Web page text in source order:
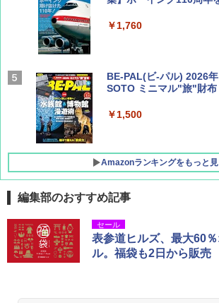
￥1,760
BE-PAL(ビ-パル) 2026
SOTO ミニマル"旅"財布
￥1,500
Amazonランキングをもっと
D40 地球の歩き方 チェ
力的な町 2026～2027 地
￥2,079
[キャンパーズコレクシ
プテント 傘みたいに広げ
ッとサンシェード キュー
ッシュ 簡単設置 ワンタ
BUNDOK(バンドック)ソ
-08EX カーキ ソロキャ
レーム テント
編集部のおすすめ記事
セール
表参道ヒルズ、最大60
ル。福袋も2日から販売